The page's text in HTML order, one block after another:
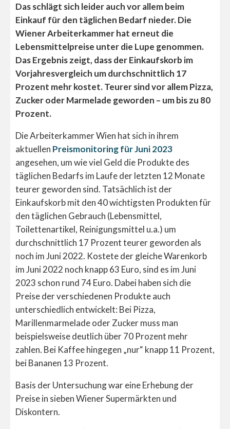
Das schlägt sich leider auch vor allem beim
Einkauf für den täglichen Bedarf nieder. Die
Wiener Arbeiterkammer hat erneut die
Lebensmittelpreise unter die Lupe genommen.
Das Ergebnis zeigt, dass der Einkaufskorb im
Vorjahresvergleich um durchschnittlich 17
Prozent mehr kostet. Teurer sind vor allem Pizza,
Zucker oder Marmelade geworden – um bis zu 80
Prozent.
Die Arbeiterkammer Wien hat sich in ihrem
aktuellen Preismonitoring für Juni 2023
angesehen, um wie viel Geld die Produkte des
täglichen Bedarfs im Laufe der letzten 12 Monate
teurer geworden sind. Tatsächlich ist der
Einkaufskorb mit den 40 wichtigsten Produkten für
den täglichen Gebrauch (Lebensmittel,
Toilettenartikel, Reinigungsmittel u.a.) um
durchschnittlich 17 Prozent teurer geworden als
noch im Juni 2022. Kostete der gleiche Warenkorb
im Juni 2022 noch knapp 63 Euro, sind es im Juni
2023 schon rund 74 Euro. Dabei haben sich die
Preise der verschiedenen Produkte auch
unterschiedlich entwickelt: Bei Pizza,
Marillenmarmelade oder Zucker muss man
beispielsweise deutlich über 70 Prozent mehr
zahlen. Bei Kaffee hingegen „nur“ knapp 11 Prozent,
bei Bananen 13 Prozent.
Basis der Untersuchung war eine Erhebung der
Preise in sieben Wiener Supermärkten und
Diskontern.